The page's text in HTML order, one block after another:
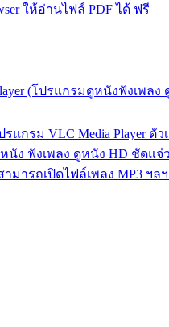
ให้อ่านไฟล์ PDF ได้ ฟรี
(โปรแกรมดูหนังฟังเพลง
แกรม VLC Media Player ตัว
นัง ฟังเพลง ดูหนัง HD ชัดแจ๋
ามารถเปิดไฟล์เพลง MP3 ฯล